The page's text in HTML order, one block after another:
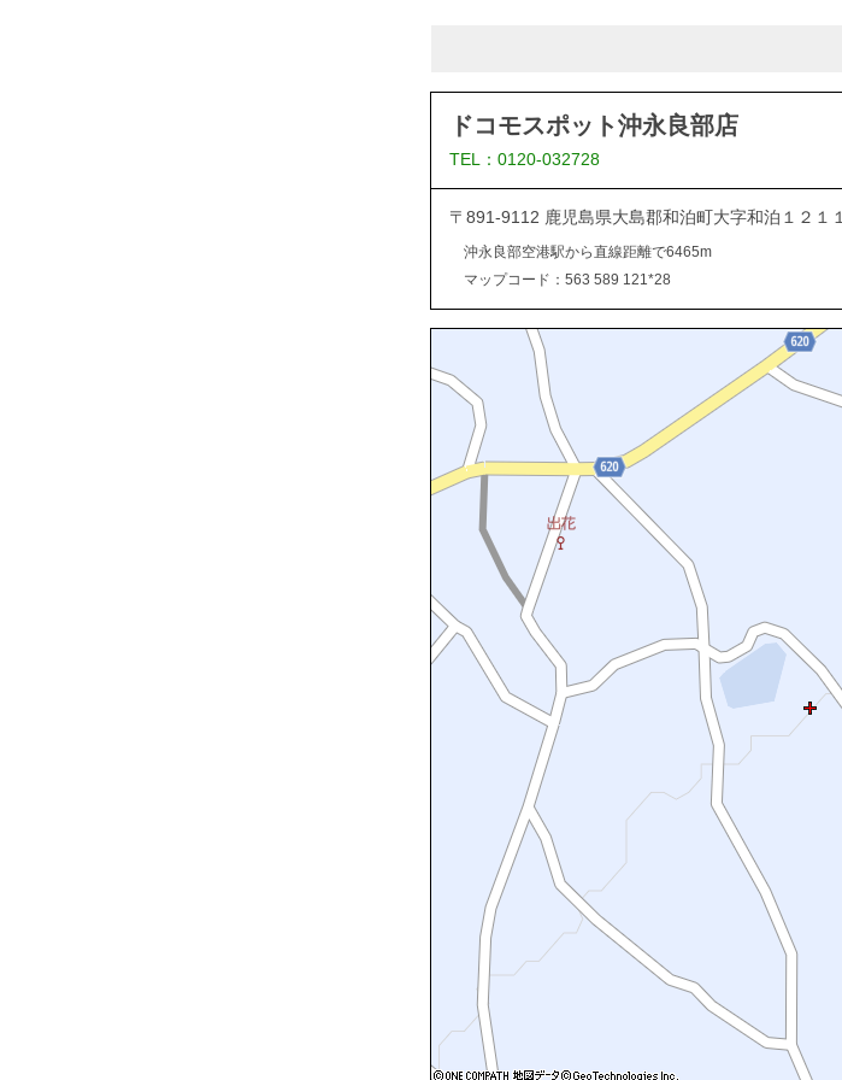
ドコモスポット沖永良部店
TEL：0120-032728
〒891-9112 鹿児島県大島郡和泊町大字和泊１２１１
沖永良部空港駅から直線距離で6465m
マップコード：563 589 121*28